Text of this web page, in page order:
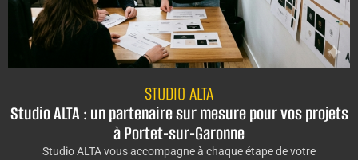
STUDIO ALTA
Studio ALTA : un partenaire sur mesure pour vos projets
à Portet-sur-Garonne
Studio ALTA vous accompagne à chaque étape de votre